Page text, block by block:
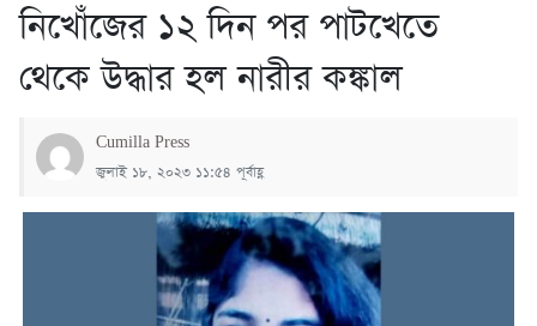
নিখোঁজের ১২ দিন পর পাটখেতে
থেকে উদ্ধার হল নারীর কঙ্কাল
Cumilla Press
জুলাই ১৮, ২০২৩ ১১:৫৪ পূর্বাহ্ণ